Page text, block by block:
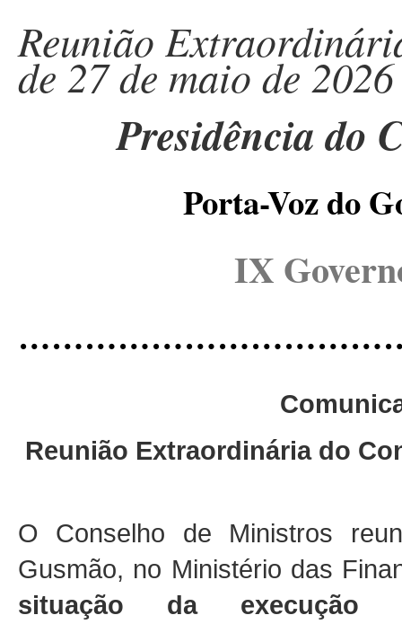
Reunião
de 27 de maio de 2026
Presidência do
Porta-Voz do
IX
Reunião Extraordinária do
O Conselho de Ministros
Gusmão, no Ministério das
situação da execução